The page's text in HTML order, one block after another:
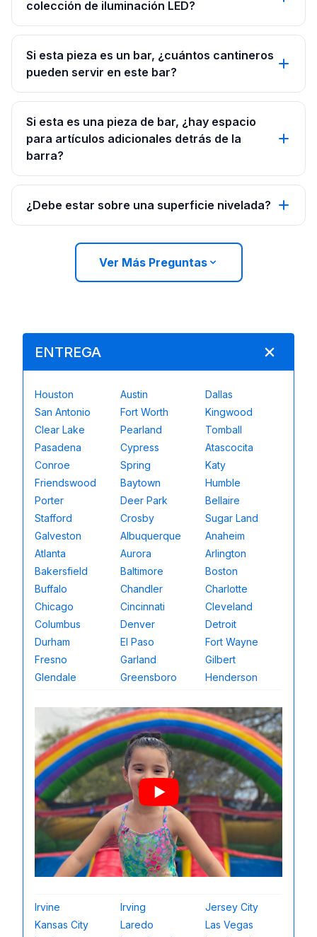
colección de iluminación LED?
Si esta pieza es un bar, ¿cuántos cantineros
pueden servir en este bar?
Si esta es una pieza de bar, ¿hay espacio
para artículos adicionales detrás de la
barra?
¿Debe estar sobre una superficie nivelada?
Ver Más Preguntas
ENTREGA
Houston Austin
Dallas
San Antonio
Fort Worth
Kingwood
Clear Lake
Pearland
Tomball
Pasadena
Cypress
Atascocita
Conroe
Spring
Katy
Friendswood
Baytown
Humble
Porter
Deer Park
Bellaire
Stafford
Crosby
Sugar Land
Galveston
Albuquerque
Anaheim
Atlanta
Aurora
Arlington
Bakersfield
Baltimore
Boston
Buffalo
Chandler
Charlotte
Chicago
Cincinnati
Cleveland
Columbus
Denver
Detroit
Durham
El Paso
Fort Wayne
Fresno
Garland
Gilbert
Glendale
Greensboro Henderson
Irvine Irving
Jersey City
Kansas City
Laredo
Las Vegas